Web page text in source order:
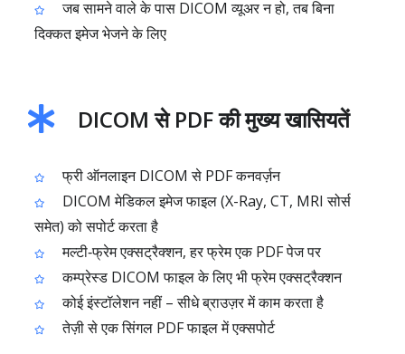
जब सामने वाले के पास DICOM व्यूअर न हो, तब बिना
दिक्कत इमेज भेजने के लिए
DICOM से PDF की मुख्य खासियतें
फ्री ऑनलाइन DICOM से PDF कनवर्ज़न
DICOM मेडिकल इमेज फाइल (X-Ray, CT, MRI सोर्स
समेत) को सपोर्ट करता है
मल्टी‑फ्रेम एक्सट्रैक्शन, हर फ्रेम एक PDF पेज पर
कम्प्रेस्ड DICOM फाइल के लिए भी फ्रेम एक्सट्रैक्शन
कोई इंस्टॉलेशन नहीं – सीधे ब्राउज़र में काम करता है
तेज़ी से एक सिंगल PDF फाइल में एक्सपोर्ट